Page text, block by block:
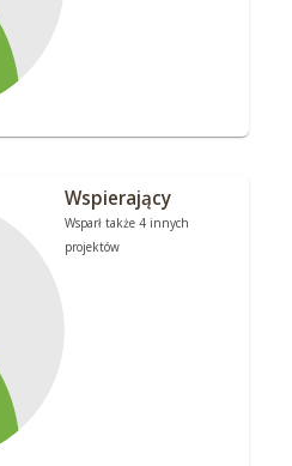
Wspierający
Wsparł także 4 innych
projektów